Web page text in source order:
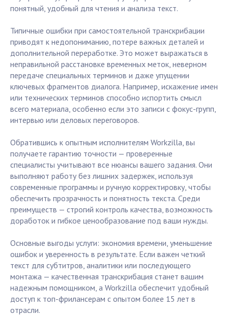
понятный, удобный для чтения и анализа текст.
Типичные ошибки при самостоятельной транскрибации
приводят к недопониманию, потере важных деталей и
дополнительной переработке. Это может выражаться в
неправильной расстановке временных меток, неверном
передаче специальных терминов и даже упущении
ключевых фрагментов диалога. Например, искажение имен
или технических терминов способно испортить смысл
всего материала, особенно если это записи с фокус-групп,
интервью или деловых переговоров.
Обратившись к опытным исполнителям Workzilla, вы
получаете гарантию точности — проверенные
специалисты учитывают все нюансы вашего задания. Они
выполняют работу без лишних задержек, используя
современные программы и ручную корректировку, чтобы
обеспечить прозрачность и понятность текста. Среди
преимуществ — строгий контроль качества, возможность
доработок и гибкое ценообразование под ваши нужды.
Основные выгоды услуги: экономия времени, уменьшение
ошибок и уверенность в результате. Если важен четкий
текст для субтитров, аналитики или последующего
монтажа — качественная транскрибация станет вашим
надежным помощником, а Workzilla обеспечит удобный
доступ к топ-фрилансерам с опытом более 15 лет в
отрасли.